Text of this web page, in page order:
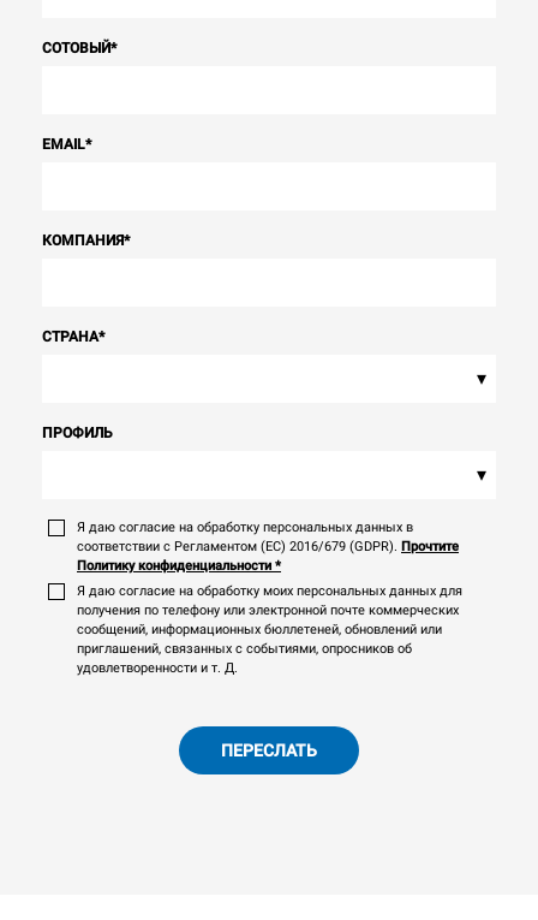
СОТОВЫЙ*
EMAIL*
КОМПАНИЯ*
СТРАНА*
▾
ПРОФИЛЬ
▾
Я даю согласие на обработку персональных данных в
соответствии с Регламентом (ЕС) 2016/679 (GDPR). Прочтите
Политику конфиденциальности *
Я даю согласие на обработку моих персональных данных для
получения по телефону или электронной почте коммерческих
сообщений, информационных бюллетеней, обновлений или
приглашений, связанных с событиями, опросников об
удовлетворенности и т. Д.
ПЕРЕСЛАТЬ